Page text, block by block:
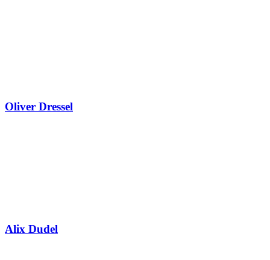
Oliver Dressel
Alix Dudel